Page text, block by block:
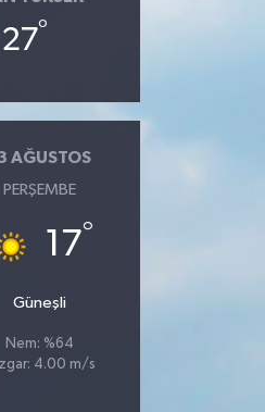
°
AĞUSTOS
PERŞEMBE
17°
Güneşli
Nem: %64
4.00 m/s